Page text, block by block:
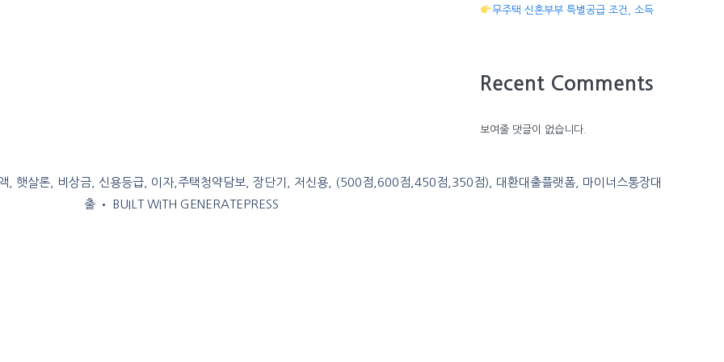
무주택 신혼부부 특별공급 조건, 소득
Recent Comments
보여줄 댓글이 없습니다.
햇살론, 비상금, 신용등급, 이자,주택청약담보, 장단기, 저신용, (500점,600점,450점,350점), 대환대출플랫폼, 마이너스통장대
출• BUILT WITH GENERATEPRESS